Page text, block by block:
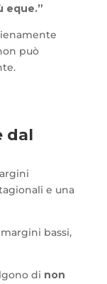
eque.”
può
dal
e una
bassi,
di non